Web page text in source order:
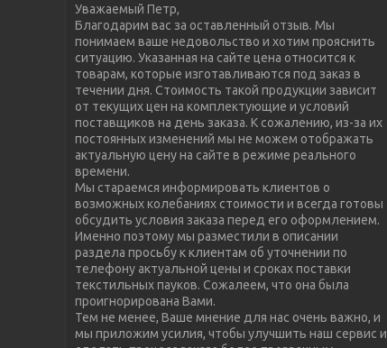
Уважаемый Петр,
Благодарим вас за оставленный отзыв. Мы
понимаем ваше недовольство и хотим прояснить
ситуацию. Указанная на сайте цена относится к
товарам, которые изготавливаются под заказ в
течении дня. Стоимость такой продукции зависит
от текущих цен на комплектующие и условий
поставщиков на день заказа. К сожалению, из-за их
постоянных изменений мы не можем отображать
актуальную цену на сайте в режиме реального
времени.
Мы стараемся информировать клиентов о
возможных колебаниях стоимости и всегда готовы
обсудить условия заказа перед его оформлением.
Именно поэтому мы разместили в описании
раздела просьбу к клиентам об уточнении по
телефону актуальной цены и сроках поставки
текстильных пауков. Сожалеем, что она была
проигнорирована Вами.
Тем не менее, Ваше мнение для нас очень важно, и
мы приложим усилия, чтобы улучшить наш сервис и